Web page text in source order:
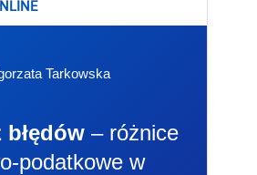
Tarkowska
błędów – różnice
podatkowe w